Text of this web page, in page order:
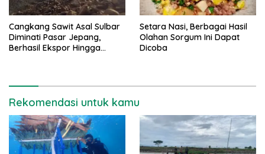
Cangkang Sawit Asal Sulbar
Diminati Pasar Jepang,
Berhasil Ekspor Hingga
Setara Nasi, Berbagai Hasil
Olahan Sorgum Ini Dapat
Dicoba
Rekomendasi untuk kamu